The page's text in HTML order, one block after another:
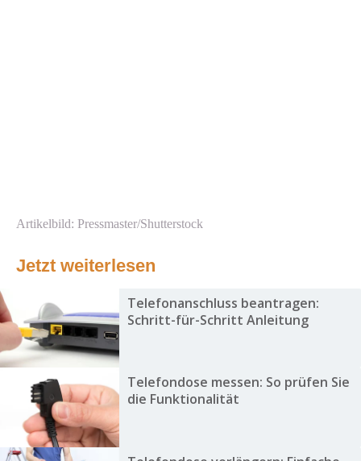
Artikelbild: Pressmaster/Shutterstock
Jetzt weiterlesen
Telefonanschluss beantragen:
Schritt-für-Schritt Anleitung
Telefondose messen: So prüfen Sie
die Funktionalität